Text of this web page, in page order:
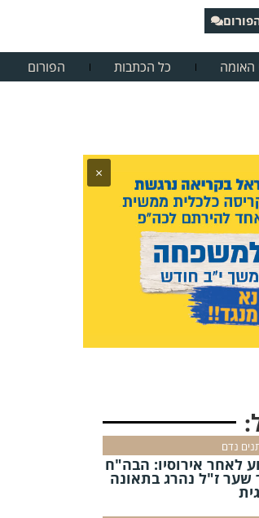
האומה כל הכתבות הפורום
×
נדם
לאחר אירוסיו: הבה"ח
שער ז"ל נהרג בתאונה